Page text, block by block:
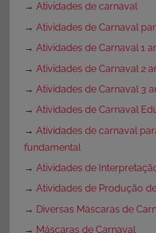
→ Atividades de carnaval
→ Atividades de Carnaval
→ Atividades de Carnaval 1
→ Atividades de Carnaval 2
→ Atividades de Carnaval 3
→ Atividades de Carnaval
→ Atividades de carnaval
fundamental
→ Atividades de
→ Atividades de Produção
→ Diversas Máscaras de
→ Máscaras de Carnaval